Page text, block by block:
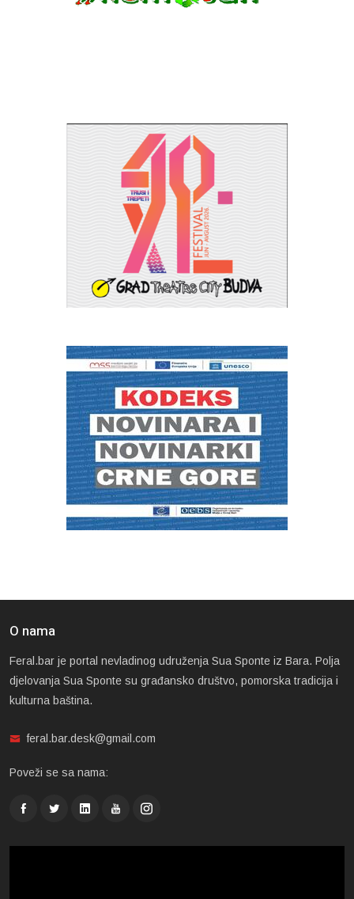
O nama
Feral.bar je portal nevladinog udruženja Sua Sponte iz Bara. Polja
djelovanja Sua Sponte su građansko društvo, pomorska tradicija i
kulturna baština.
feral.bar.desk@gmail.com
Poveži se sa nama: